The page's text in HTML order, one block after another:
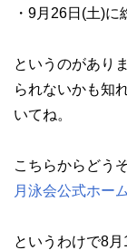
・9月26日(土)に
というのがあり
られないかも知
いてね。
こちらからどうぞ
月泳会公式ホー
というわけで8